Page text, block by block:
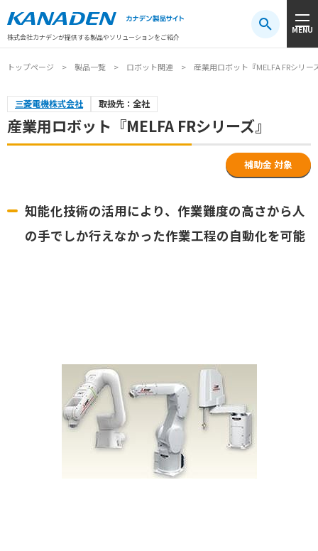
株式会社カナデンが提供する製品やソリューションをご紹介
MENU
注目キーワード#振動センサ#AGV #防爆#アシストスーツ
トップページ 製品一覧 ロボット関連 産業用ロボット『MELFA FRシリー
三菱電機株式会社 取扱先：全社
産業用ロボット『MELFA FRシリーズ』
補助金 対象
知能化技術の活用により、作業難度の高さから人
の手でしか行えなかった作業工程の自動化を可能